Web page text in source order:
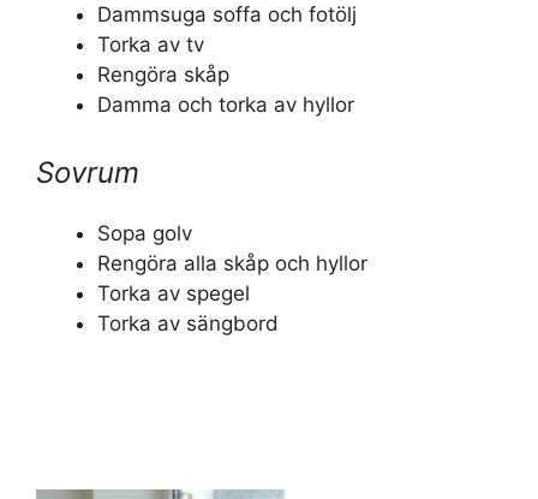
Dammsuga soffa och fotölj
Torka av tv
Rengöra skåp
Damma och torka av hyllor
Sovrum
Sopa golv
Rengöra alla skåp och hyllor
Torka av spegel
Torka av sängbord